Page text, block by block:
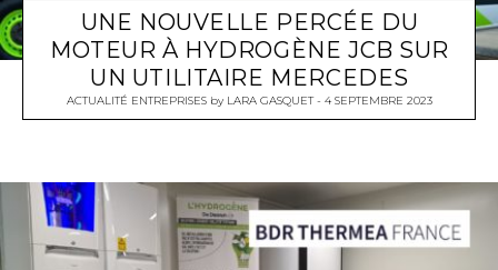
UNE NOUVELLE PERCÉE DU
MOTEUR À HYDROGÈNE JCB SUR
UN UTILITAIRE MERCEDES
ACTUALITÉ ENTREPRISES by LARA GASQUET 4 SEPTEMBRE 2023